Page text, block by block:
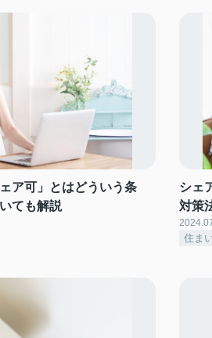
ア可」とはどういう条
ても解説
シェ
対策
住ま